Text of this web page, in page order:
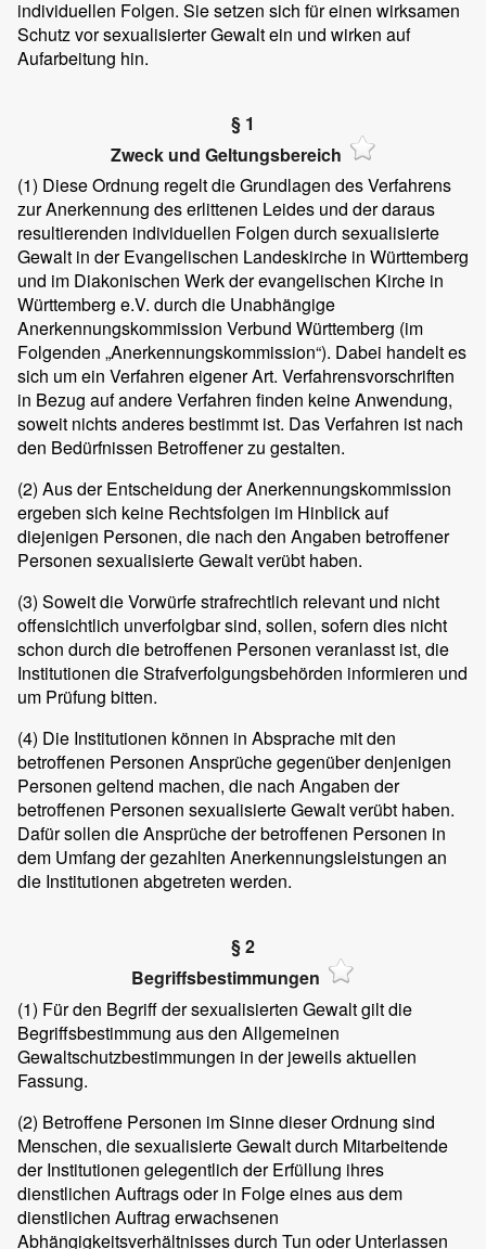
individuellen Folgen. Sie setzen sich für einen wirksamen
Schutz vor sexualisierter Gewalt ein und wirken auf
Aufarbeitung hin.
§ 1
Zweck und Geltungsbereich
(1) Diese Ordnung regelt die Grundlagen des Verfahrens
zur Anerkennung des erlittenen Leides und der daraus
resultierenden individuellen Folgen durch sexualisierte
Gewalt in der Evangelischen Landeskirche in Württemberg
und im Diakonischen Werk der evangelischen Kirche in
Württemberg e.V. durch die Unabhängige
Anerkennungskommission Verbund Württemberg (im
Folgenden „Anerkennungskommission“). Dabei handelt es
sich um ein Verfahren eigener Art. Verfahrensvorschriften
in Bezug auf andere Verfahren finden keine Anwendung,
soweit nichts anderes bestimmt ist. Das Verfahren ist nach
den Bedürfnissen Betroffener zu gestalten.
(2) Aus der Entscheidung der Anerkennungskommission
ergeben sich keine Rechtsfolgen im Hinblick auf
diejenigen Personen, die nach den Angaben betroffener
Personen sexualisierte Gewalt verübt haben.
(3) Soweit die Vorwürfe strafrechtlich relevant und nicht
offensichtlich unverfolgbar sind, sollen, sofern dies nicht
schon durch die betroffenen Personen veranlasst ist, die
Institutionen die Strafverfolgungsbehörden informieren und
um Prüfung bitten.
(4) Die Institutionen können in Absprache mit den
betroffenen Personen Ansprüche gegenüber denjenigen
Personen geltend machen, die nach Angaben der
betroffenen Personen sexualisierte Gewalt verübt haben.
Dafür sollen die Ansprüche der betroffenen Personen in
dem Umfang der gezahlten Anerkennungsleistungen an
die Institutionen abgetreten werden.
§ 2
Begriffsbestimmungen
(1) Für den Begriff der sexualisierten Gewalt gilt die
Begriffsbestimmung aus den Allgemeinen
Gewaltschutzbestimmungen in der jeweils aktuellen
Fassung.
(2) Betroffene Personen im Sinne dieser Ordnung sind
Menschen, die sexualisierte Gewalt durch Mitarbeitende
der Institutionen gelegentlich der Erfüllung ihres
dienstlichen Auftrags oder in Folge eines aus dem
dienstlichen Auftrag erwachsenen
Abhängigkeitsverhältnisses durch Tun oder Unterlassen